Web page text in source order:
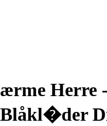
ærme Herre
Blåkl�der